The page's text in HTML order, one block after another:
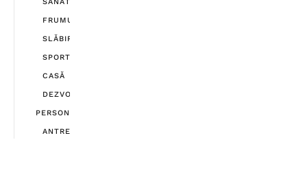
FRUMUSEȚE
SLĂBIRE
SPORT
CASĂ
DEZVOLTARE
PERSONALĂ
ANTREPRENORIAT